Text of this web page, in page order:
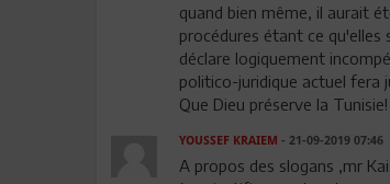
quand bien même, il aurait
procédures étant ce
déclare logiquement
politico-juridique actuel fera
Que Dieu préserve la Tunisie!
YOUSSEF KRAIEM - 21-09-2019 07:46
A propos des slogans ,mr